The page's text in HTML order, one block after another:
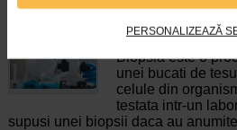
PERSONALIZEAZĂ
Informatii despre
tipuri de biopsii,
Biopsia este o
unei bucati de
celule din
testata intr-un
supusi unei biopsii daca au